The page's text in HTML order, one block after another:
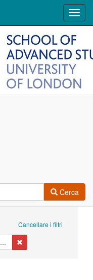
Cerca
Cancellare i filtri